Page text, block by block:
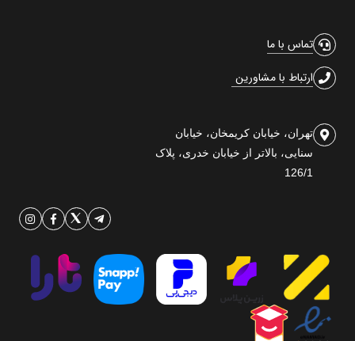
تماس با ما
ارتباط با مشاورین
تهران، خیابان کریمخان، خیابان
سنایی، بالاتر از خیابان خدری، پلاک
126/1